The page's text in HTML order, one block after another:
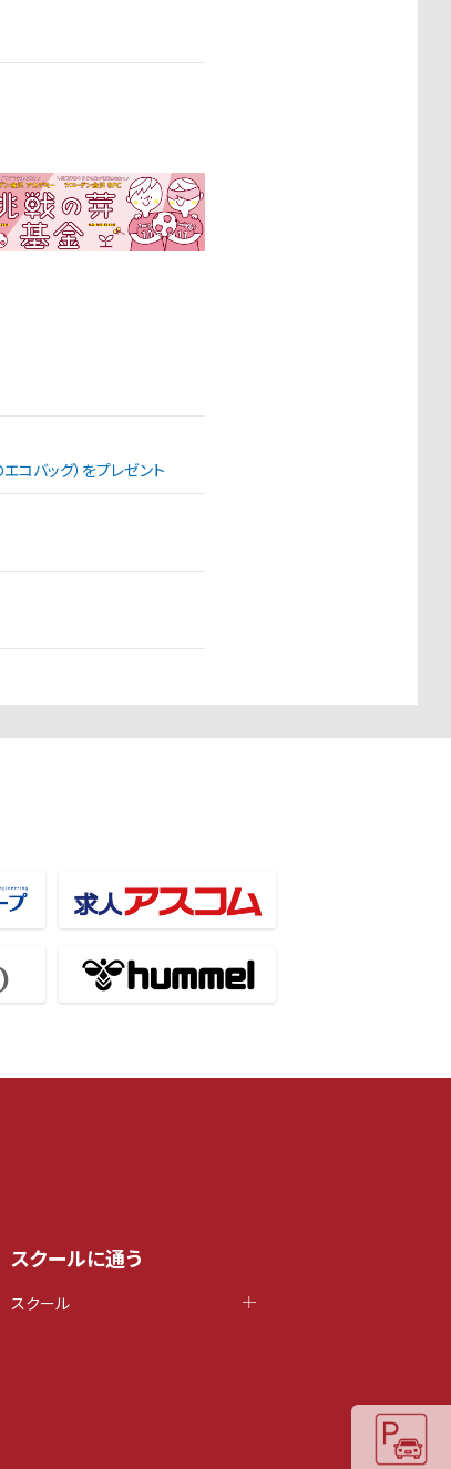
コバッグ）をプレゼント
スクールに通う
スクール